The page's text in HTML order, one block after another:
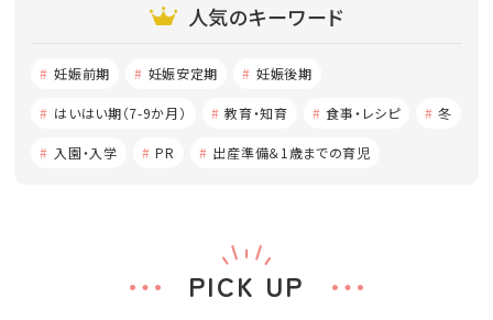
人気のキーワード
妊娠前期 妊娠安定期 妊娠後期
はいはい期（7-9か月） 教育・知育 食事・レシピ 冬
入園・入学 PR 出産準備＆1歳までの育児
PICK UP